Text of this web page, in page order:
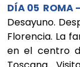
DÍA 05 ROMA
Desayuno.
Florencia. La
en el centro